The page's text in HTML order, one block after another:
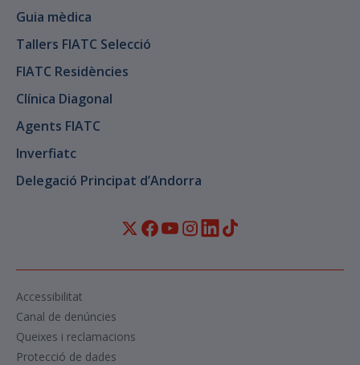
Guia mèdica
Tallers FIATC Selecció
FIATC Residències
Clínica Diagonal
Agents FIATC
Inverfiatc
Delegació Principat d’Andorra
Protecció de dades
Queixes i reclamacions
Canal de denúncies
Accessibilitat